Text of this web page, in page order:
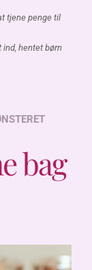
tjene penge til
hentet børn
bag